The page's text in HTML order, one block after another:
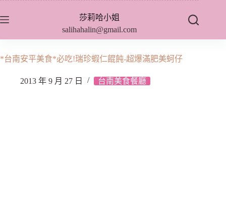
至
內
莎莉哈小姐
salihahalin@gmail.com
*台南安平美食*必吃!瑞珍蝦仁餛飩-超爆滿肥美蚵仔
2013 年 9 月 27 日 台南美食餐廳